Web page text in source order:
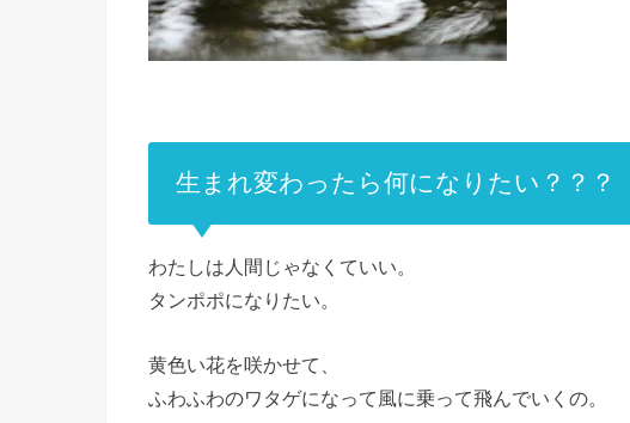
生まれ変わったら何になりたい？？？
わたしは人間じゃなくていい。
タンポポになりたい。
黄色い花を咲かせて、
ふわふわのワタゲになって風に乗って飛んでいくの。